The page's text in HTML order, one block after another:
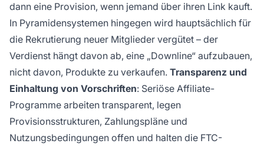
dann eine Provision, wenn jemand über ihren Link kauft.
In Pyramidensystemen hingegen wird hauptsächlich für
die Rekrutierung neuer Mitglieder vergütet – der
Verdienst hängt davon ab, eine „Downline“ aufzubauen,
nicht davon, Produkte zu verkaufen. Transparenz und
Einhaltung von Vorschriften: Seriöse Affiliate-
Programme arbeiten transparent, legen
Provisionsstrukturen, Zahlungspläne und
Nutzungsbedingungen offen und halten die FTC-